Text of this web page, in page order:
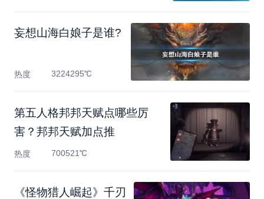
妄想山海白娘子是谁?
热度 3224295℃
第五人格邦邦天赋点哪些厉
害？邦邦天赋加点推
热度 700521℃
《怪物猎人崛起》千刃